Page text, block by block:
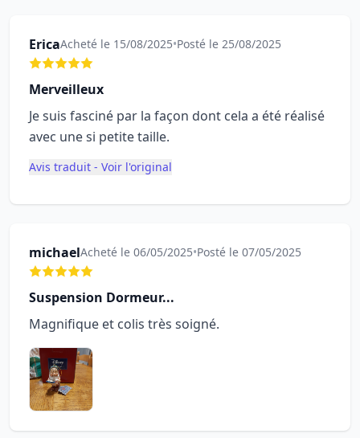
EricaAcheté le 15/08/2025•Posté le 25/08/2025
Merveilleux
Je suis fasciné par la façon dont cela a été réalisé
avec une si petite taille.
Avis traduit - Voir l'original
michaelAcheté le 06/05/2025•Posté le 07/05/2025
Suspension Dormeur...
Magnifique et colis très soigné.